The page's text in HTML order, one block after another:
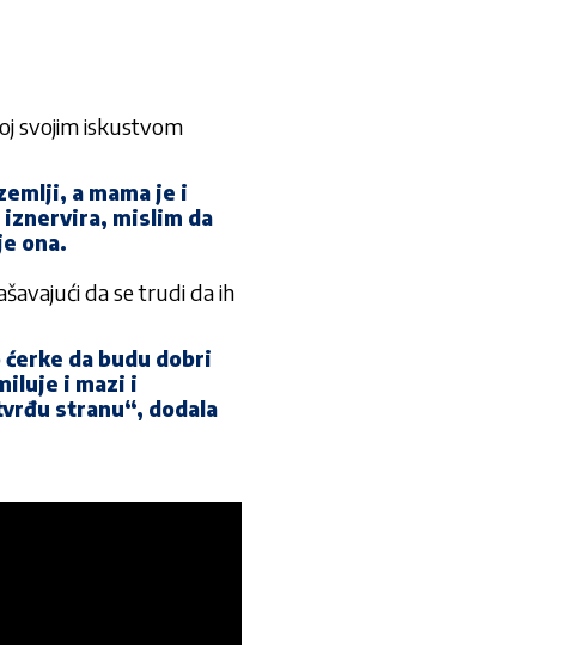
svojim iskustvom
a mama je i
iznervira, mislim da
ona.
da se trudi da ih
da budu dobri
i mazi i
stranu“, dodala